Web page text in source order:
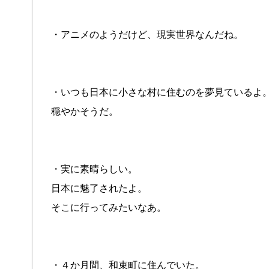
・アニメのようだけど、現実世界なんだね。
・いつも日本に小さな村に住むのを夢見ているよ
穏やかそうだ。
・実に素晴らしい。
日本に魅了されたよ。
そこに行ってみたいなあ。
・４か月間、和束町に住んでいた。